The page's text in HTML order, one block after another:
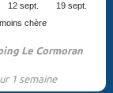
chère
12 sept. 19 sept.
Le Cormoran
1 semaine